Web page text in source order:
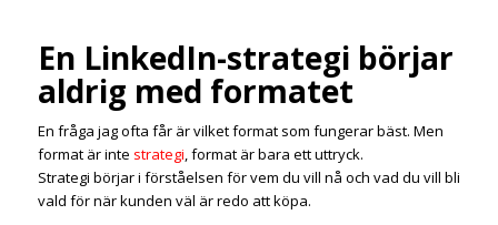
En LinkedIn-strategi börjar
aldrig med formatet
En fråga jag ofta får är vilket format som fungerar bäst. Men
format är inte strategi, format är bara ett uttryck.
Strategi börjar i förståelsen för vem du vill nå och vad du vill bli
vald för när kunden väl är redo att köpa.